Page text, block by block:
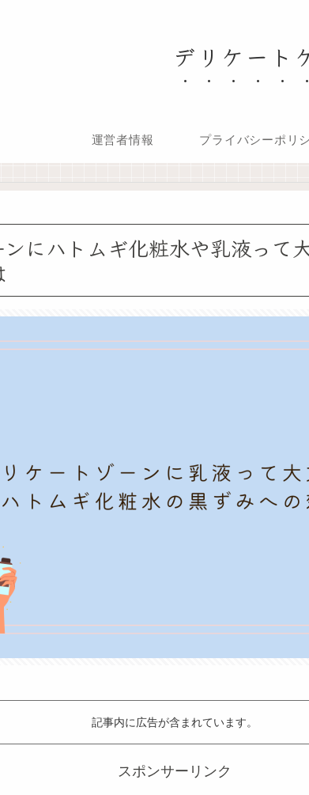
デリケート
運営者情報 プライバシーポリ
にハトムギ化粧水や乳液って
記事内に広告が含まれています。
スポンサーリンク